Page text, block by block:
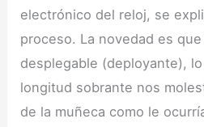
electrónico del reloj, se
proceso. La novedad es
desplegable (deployante),
longitud sobrante nos
de la muñeca como le